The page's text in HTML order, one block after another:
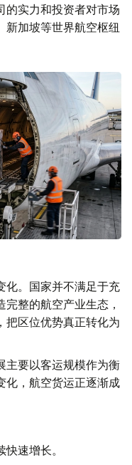
的实力和投资者对市场
新加坡等世界航空枢纽
化。国家并不满足于充
整的航空产业生态，
把区位优势真正转化为
主要以客运规模作为衡
化，航空货运正逐渐成
速增长。